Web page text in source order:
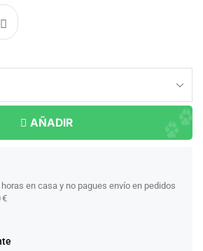
AÑADIR
en casa y no pagues envío en pedidos
€